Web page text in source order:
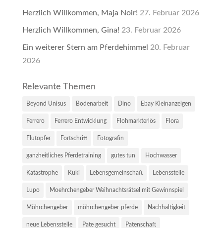
Herzlich Willkommen, Maja Noir! 27. Februar 2026
Herzlich Willkommen, Gina! 23. Februar 2026
Ein weiterer Stern am Pferdehimmel 20. Februar
2026
Relevante Themen
Beyond Unisus Bodenarbeit Dino Ebay Kleinanzeigen
Ferrero Ferrero Entwicklung Flohmarkterlös Flora
Flutopfer Fortschritt Fotografin
ganzheitliches Pferdetraining gutes tun Hochwasser
Katastrophe Kuki Lebensgemeinschaft Lebensstelle
Lupo Moehrchengeber Weihnachtsrätsel mit Gewinnspiel
Möhrchengeber möhrchengeber-pferde Nachhaltigkeit
neue Lebensstelle Pate gesucht Patenschaft